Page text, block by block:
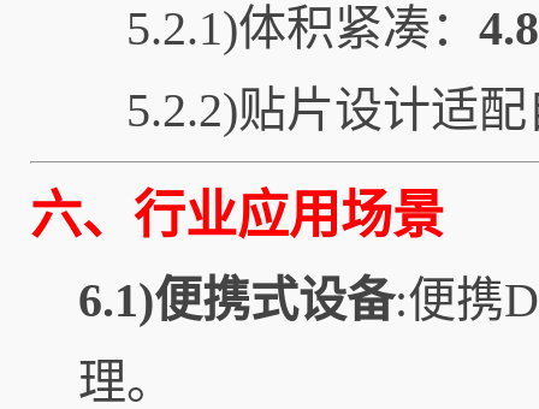
5.2.1)体积紧凑：
5.2.2)贴片设计适
六、行业应用场景
6.1)便携式设备:便携
理。